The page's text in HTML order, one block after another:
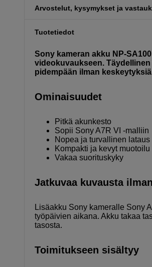
Arvostelut, kysymykset ja
Tuotetiedot
Sony kameran akku NP-
videokuvaukseen.
pidempään ilman
Ominaisuudet
Pitkä akunkesto
Sopii Sony A7R VI -malliin
Nopea ja turvallinen lataus
Kompakti ja kevyt muotoilu
Vakaa suorituskyky
Jatkuvaa kuvausta
Lisäakku Sony kameralle Sony
työpäivien aikana. Akku takaa
tasosta.
Toimitukseen sisältyy